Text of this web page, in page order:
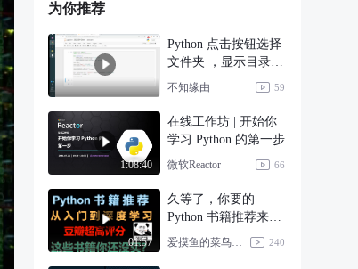
为你推荐
Python 点击按钮选择
文件夹 ，显示目录
Demo
不知缘由 59
1:08:40
在线工作坊 | 开始你
学习 Python 的第一步
微软Reactor 66
01:57
久等了，你要的
Python 书籍推荐来
了！
爱摸鱼的菜鸟码农 240